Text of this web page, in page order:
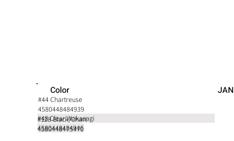
#44 Chartreuse
4580448484939
Color JAN
#48 Clear Wakasagi
4580448484946
#128 Black/Chart
4580448475470